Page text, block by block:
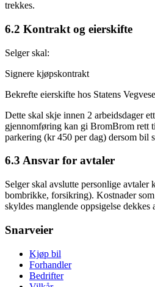
trekkes.
6.2 Kontrakt og eierskifte
Selger skal:
Signere kjøpskontrakt
Bekrefte eierskifte hos Statens
Dette skal skje innen 2 arbeidsdager
gjennomføring kan gi BromBrom rett
parkering (kr 450 per dag) dersom bil
6.3 Ansvar for avtaler
Selger skal avslutte personlige avtaler
bombrikke, forsikring). Kostnader
skyldes manglende oppsigelse dekkes
Snarveier
Kjøp bil
Forhandler
Bedrifter